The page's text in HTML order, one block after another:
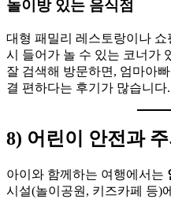
놀이방 있는 음식점
대형 패밀리 레스토랑이나
시 들어가 놀 수 있는 코너가
잘 검색해 방문하면, 엄마아
결 편하다는 후기가 많습니다.
8) 어린이 안전과
아이와 함께하는 여행에서는
시설(놀이공원, 키즈카페 등)